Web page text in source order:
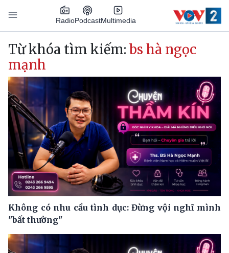
Nhảy đến nội dung
RadioPodcastMultimedia
Main navigation
Từ khóa tìm kiếm: bs hà ngọc
mạnh
Không có nhu cầu tình dục: Đừng vội nghĩ mình
"bất thường"